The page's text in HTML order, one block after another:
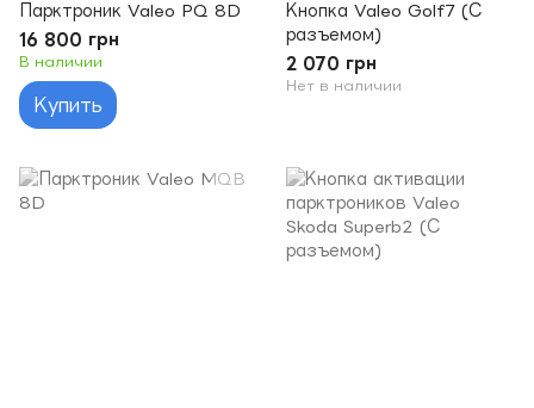
Парктроник Valeo PQ 8D
16 800 грн
В наличии
Купить
Кнопка Valeo Golf7 (С
разъемом)
2 070 грн
Нет в наличии